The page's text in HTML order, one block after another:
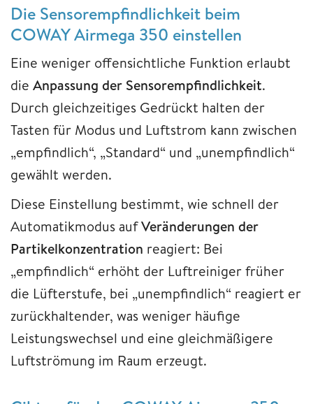
Die Sensorempfindlichkeit beim
COWAY Airmega 350 einstellen
Eine weniger offensichtliche Funktion erlaubt
die Anpassung der Sensorempfindlichkeit.
Durch gleichzeitiges Gedrückt halten der
Tasten für Modus und Luftstrom kann zwischen
„empfindlich“, „Standard“ und „unempfindlich“
gewählt werden.
Diese Einstellung bestimmt, wie schnell der
Automatikmodus aufVeränderungen der
Partikelkonzentration reagiert: Bei
„empfindlich“ erhöht der Luftreiniger früher
die Lüfterstufe, bei „unempfindlich“ reagiert er
zurückhaltender, was weniger häufige
Leistungswechsel und eine gleichmäßigere
Luftströmung im Raum erzeugt.